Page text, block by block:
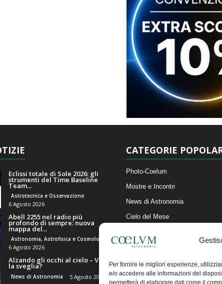
Per fornire le migliori esperienze,
e/o accedere alle informazioni del
permetterà di elaborare dati come il
Eclissi totale di Sole 2026: gli
strumenti del Time Baseline
Team...
Astrotecnica e Osservazione
6 Agosto 2026
Abell 2255 nel radio più
profondo di sempre: nuova
mappa del...
Astronomia, Astrofisica e Cosmologia
6 Agosto 2026
Alzando gli occhi al cielo – Vale
la sveglia?
News di Astronomia 5 Agosto 2026
CATEGORIE
Photo-Coelum
Mostre e Incontri
News di Astronomia
Cielo del Mese
Articoli e Risorse On-Line
Il Blog della Redazione